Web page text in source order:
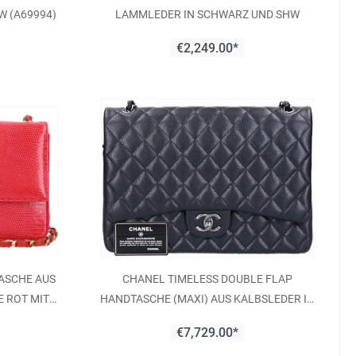
(A69994)
LAMMLEDER IN SCHWARZ UND SHW
€2,249.00*
AUS
ROT MIT
CHANEL TIMELESS DOUBLE FLAP
HANDTASCHE (MAXI) AUS KALBSLEDER IN
€7,729.00*